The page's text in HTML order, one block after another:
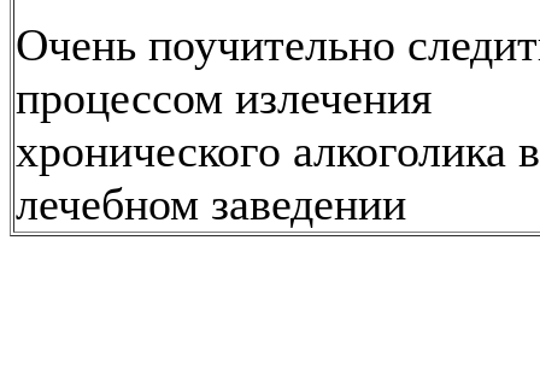
Очень поучительно
процессом излечения
хронического алкоголика в
лечебном заведении